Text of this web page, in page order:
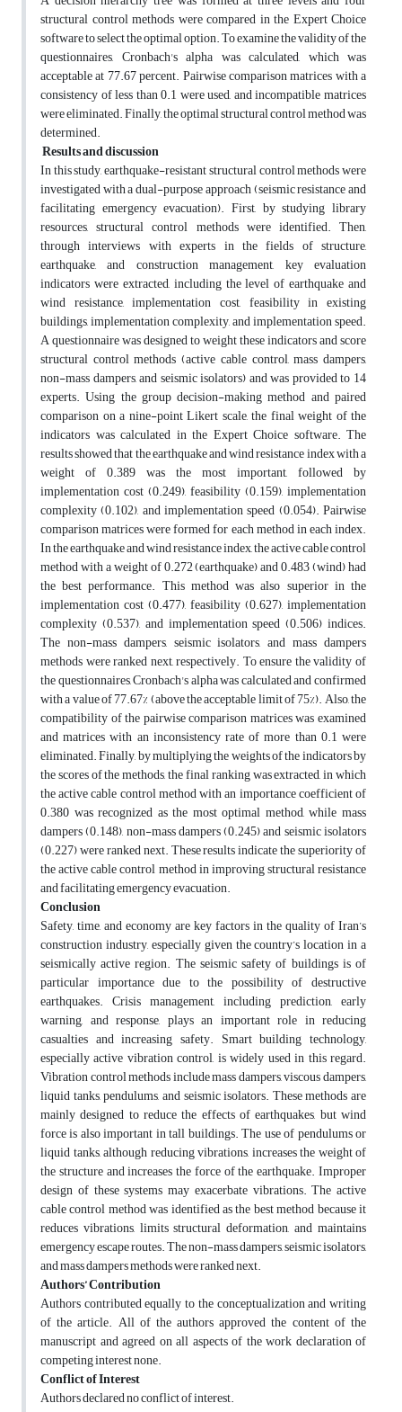
structural control methods were compared in the Expert Choice
software to select the optimal option. To examine the validity of the
questionnaires, Cronbach's alpha was calculated, which was
acceptable at 77.67 percent. Pairwise comparison matrices with a
consistency of less than 0.1 were used, and incompatible matrices
were eliminated. Finally, the optimal structural control method was
determined.
Results and discussion
In this study, earthquake-resistant structural control methods were
investigated with a dual-purpose approach (seismic resistance and
facilitating emergency evacuation). First, by studying library
resources, structural control methods were identified. Then,
through interviews with experts in the fields of structure,
earthquake, and construction management, key evaluation
indicators were extracted, including the level of earthquake and
wind resistance, implementation cost, feasibility in existing
buildings, implementation complexity, and implementation speed.
A questionnaire was designed to weight these indicators and score
structural control methods (active cable control, mass dampers,
non-mass dampers, and seismic isolators) and was provided to 14
experts. Using the group decision-making method and paired
comparison on a nine-point Likert scale, the final weight of the
indicators was calculated in the Expert Choice software. The
results showed that the earthquake and wind resistance index with a
weight of 0.389 was the most important, followed by
implementation cost (0.249), feasibility (0.159), implementation
complexity (0.102), and implementation speed (0.054). Pairwise
comparison matrices were formed for each method in each index.
In the earthquake and wind resistance index, the active cable control
method with a weight of 0.272 (earthquake) and 0.483 (wind) had
the best performance. This method was also superior in the
implementation cost (0.477), feasibility (0.627), implementation
complexity (0.537), and implementation speed (0.506) indices.
The non-mass dampers, seismic isolators, and mass dampers
methods were ranked next, respectively. To ensure the validity of
the questionnaires, Cronbach's alpha was calculated and confirmed
with a value of 77.67% (above the acceptable limit of 75%). Also, the
compatibility of the pairwise comparison matrices was examined
and matrices with an inconsistency rate of more than 0.1 were
eliminated. Finally, by multiplying the weights of the indicators by
the scores of the methods, the final ranking was extracted, in which
the active cable control method with an importance coefficient of
0.380 was recognized as the most optimal method, while mass
dampers (0.148), non-mass dampers (0.245) and seismic isolators
(0.227) were ranked next. These results indicate the superiority of
the active cable control method in improving structural resistance
and facilitating emergency evacuation.
Conclusion
Safety, time, and economy are key factors in the quality of Iran’s
construction industry, especially given the country’s location in a
seismically active region. The seismic safety of buildings is of
particular importance due to the possibility of destructive
earthquakes. Crisis management, including prediction, early
warning, and response, plays an important role in reducing
casualties and increasing safety. Smart building technology,
especially active vibration control, is widely used in this regard.
Vibration control methods include mass dampers, viscous dampers,
liquid tanks, pendulums, and seismic isolators. These methods are
mainly designed to reduce the effects of earthquakes, but wind
force is also important in tall buildings. The use of pendulums or
liquid tanks, although reducing vibrations, increases the weight of
the structure and increases the force of the earthquake. Improper
design of these systems may exacerbate vibrations. The active
cable control method was identified as the best method because it
reduces vibrations, limits structural deformation, and maintains
emergency escape routes. The non-mass dampers, seismic isolators,
and mass dampers methods were ranked next.
Authors’Contribution
Authors contributed equally to the conceptualization and writing
of the article. All of the authors approved the content of the
manuscript and agreed on all aspects of the work declaration of
competing interest none.
Conflict of Interest
Authors declared no conflict of interest.